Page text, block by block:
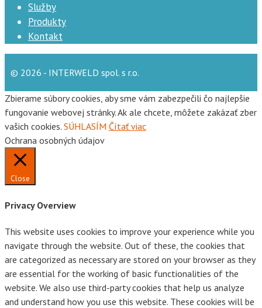
Služby
Produkty
Kontakt
© 2026 - INTERWELD spol. s r.o.
Zbierame súbory cookies, aby sme vám zabezpečili čo najlepšie
fungovanie webovej stránky. Ak ale chcete, môžete zakázať zber
vašich cookies. SÚHLASÍM Čítať viac
Ochrana osobných údajov
Close
Privacy Overview
This website uses cookies to improve your experience while you
navigate through the website. Out of these, the cookies that
are categorized as necessary are stored on your browser as they
are essential for the working of basic functionalities of the
website. We also use third-party cookies that help us analyze
and understand how you use this website. These cookies will be